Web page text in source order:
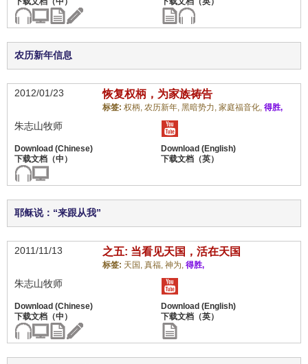
农历新年信息
2012/01/23 恢复权柄，为家族祷告
标签: 权柄, 农历新年, 黑暗势力, 家庭福音化, 得胜,
朱志山牧师
耶稣说：“来跟从我”
2011/11/13 之五: 当看见天国，活在天国
标签: 天国, 真福, 神为, 得胜,
朱志山牧师